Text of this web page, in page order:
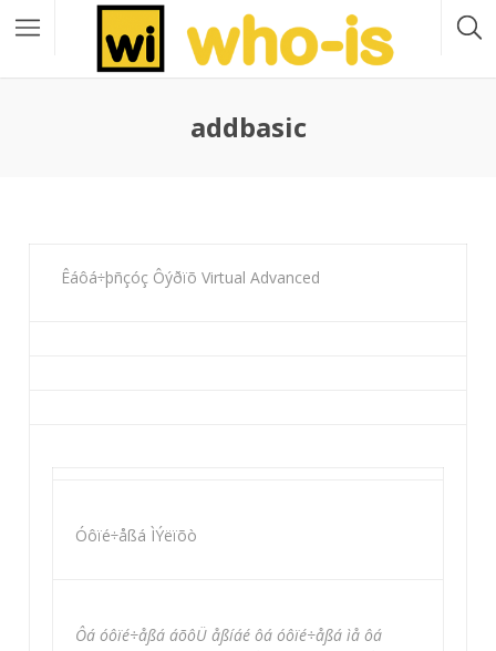
addbasic
Êáôá÷þñçóç Ôýðïõ Virtual Advanced
Óôïé÷åßá ÌÝëïõò
Ôá óôïé÷åßá áõôÜ åßíáé ôá óôïé÷åßá ìå ôá